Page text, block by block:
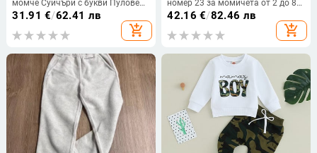
момче Суичъри с букви Пуловер
Топ и карго панталони 2 бр.
Костюм Детски момичета Моден
камуфлажен анцуг
31.91 €/62.41 лв
add_shopping_cart
номер 23 за момичета от 2 до 8
години Детски дрехи за момчета
Детски комплект горнище и
долнище дрехи за гости
42.16 €/82.46 лв
add_shopping_cart